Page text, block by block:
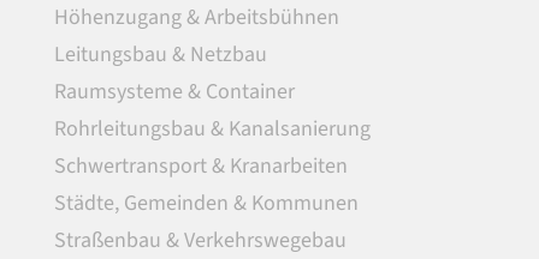
Höhenzugang & Arbeitsbühnen
Leitungsbau & Netzbau
Raumsysteme & Container
Rohrleitungsbau & Kanalsanierung
Schwertransport & Kranarbeiten
Städte, Gemeinden & Kommunen
Straßenbau & Verkehrswegebau